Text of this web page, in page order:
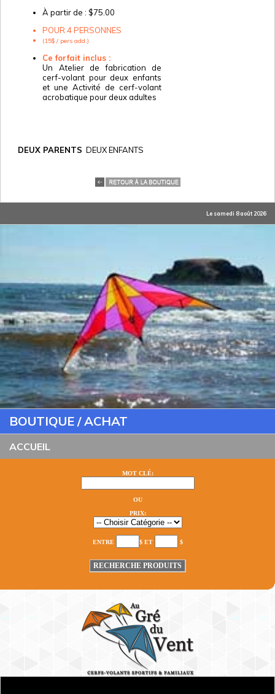
À partir de : $75.00
POUR 4 PERSONNES
(15$ / pers add.)
Ce forfait inclus :
Un Atelier de fabrication de
cerf-volant pour deux enfants
et une Activité de cerf-volant
acrobatique pour deux adultes
DEUX PARENTS DEUX ENFANTS
Le samedi 8 août 2026
BOUTIQUE / ACHAT
ACCUEIL
MOT CLÉ:
OU
PRIX:
ENTRE $ ET $
RECHERCHE PRODUITS